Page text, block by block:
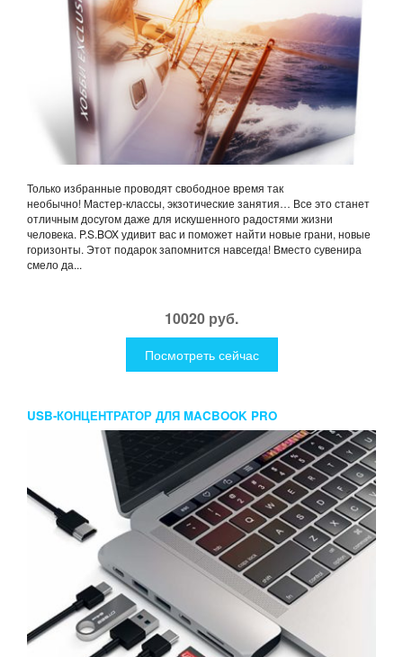
Только избранные проводят свободное время так
необычно! Мастер-классы, экзотические занятия… Все это станет
отличным досугом даже для искушенного радостями жизни
человека. P.S.BOX удивит вас и поможет найти новые грани, новые
горизонты. Этот подарок запомнится навсегда! Вместо сувенира
смело да...
10020 руб.
Посмотреть сейчас
USB-КОНЦЕНТРАТОР ДЛЯ MACBOOK PRO